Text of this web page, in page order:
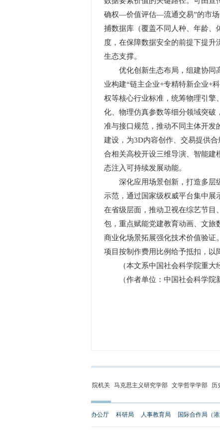
确权—价值评估—流通交易”的市场
捕数据库（覆盖不同人种、年龄、
度，在保障数据安全的前提下提
生态支撑。
优化创新生态布局，组建协同高
业构建“链主企业+专精特新企业+
权等核心行业标准，统筹物理引擎
化、物理仿真参数等细分领域突破
准与接口规范，推动不同主体开发
建设，为3D内容创作、交易提供
合相关高校开设三维导演、智能
态注入可持续发展动能。
深化应用场景创新，打造多层级
示范，通过国家级权威平台集中展
在省级层面，推动卫视在综艺节目
包，重点赋能党建教育动画、文旅
商业化场景拓展强化技术价值验证
项目按制作费用比例给予抵扣，以
（本文系中国社会科学院重大经
（作者单位：中国社会科学院新
院机关 马克思主义研究学部 文学哲学学部 历
办公厅 科研局 人事教育局 国际合作局（港